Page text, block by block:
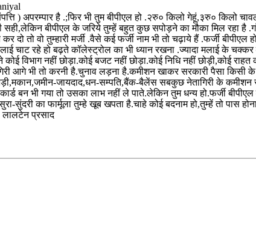
) अपरम्पार है .;फिर भी तुम बीपीएल हो .२रु० किलो गेहूं,३रु० किलो
ही सही,लेकिन बीपीएल के जरिये तुम्हें बहुत कुछ सपोड़ने का मौका मिल
दो तो वो तुम्हारी मर्जी .वैसे कई फर्जी नाम भी तो चढ़ाये हैं .फर्जी बीपीएल
चाट रहे हो बढ़ते कॉलेस्ट्रोल का भी ध्यान रखना .ज्यादा मलाई के
कोई विभाग नहीं छोड़ा.कोई बजट नहीं छोड़ा.कोई निधि नहीं छोड़ी,कोई
आगे भी तो करनी है.चुनाव लड़ना है.कमीशन खाकर सरकारी पैसा
जायदाद,धन-सम्पति,बैंक-बैलेंस सबकुछ नेतागिरी के कमीशन
बन भी गया तो उसका लाभ नहीं ले पाते.लेकिन तुम धन्य हो.फर्जी
सुंदरी का फार्मूला तुम्हे खूब खपता है.चाहे कोई बदनाम हो,तुम्हें
प्रसाद